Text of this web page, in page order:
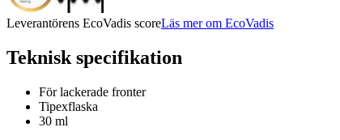
Leverantörens EcoVadis scoreLäs mer om EcoVadis
Teknisk specifikation
För lackerade fronter
Tipexflaska
30 ml